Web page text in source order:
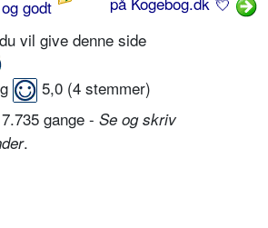
godt
vil give denne side
5,0 (4 stemmer)
gange - Se og skriv
.